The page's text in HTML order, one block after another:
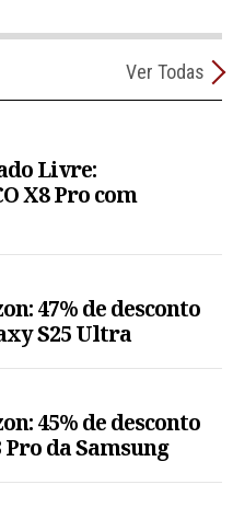
Ver Todas
Livre:
X8 Pro com
47% de desconto
S25 Ultra
45% de desconto
da Samsung